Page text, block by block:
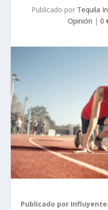
Publicado por Tequila
Opinión | 0
Publicado por